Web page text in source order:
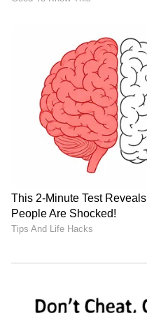
ചില വേദനകള്‍
നിര്‍വചിക്കാനും
അവസ്ഥയാണ്. ഇത്
എന്നെപോലെ പലരും
നല്ലതാണ്. മനസ്
തയ്യാറാണെങ്കില്‍
സഹായകമാകും.
ഡിപ്രഷൻ സ്റ്റേജ്
പറഞ്ഞിരുന്നു.
കള്ളം'; 'നേരി'ല്‍